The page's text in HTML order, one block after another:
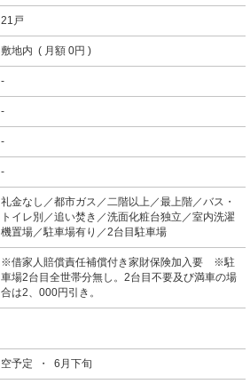
21戸
敷地内 ( 月額 0円 )
-
-
-
-
礼金なし／都市ガス／二階以上／最上階／バス・
トイレ別／追い焚き／洗面化粧台独立／室内洗濯
機置場／駐車場有り／2台目駐車場
※借家人賠償責任補償付き家財保険加入要 ※駐
車場2台目全世帯分無し。2台目不要及び満車の場
合は2、000円引き。
空予定 ・ 6月下旬